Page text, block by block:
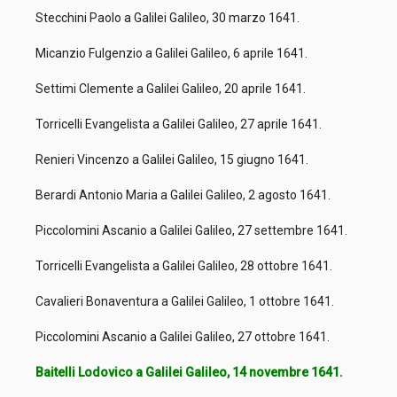
Stecchini Paolo a Galilei Galileo, 30 marzo 1641.
Micanzio Fulgenzio a Galilei Galileo, 6 aprile 1641.
Settimi Clemente a Galilei Galileo, 20 aprile 1641.
Torricelli Evangelista a Galilei Galileo, 27 aprile 1641.
Renieri Vincenzo a Galilei Galileo, 15 giugno 1641.
Berardi Antonio Maria a Galilei Galileo, 2 agosto 1641.
Piccolomini Ascanio a Galilei Galileo, 27 settembre 1641.
Torricelli Evangelista a Galilei Galileo, 28 ottobre 1641.
Cavalieri Bonaventura a Galilei Galileo, 1 ottobre 1641.
Piccolomini Ascanio a Galilei Galileo, 27 ottobre 1641.
Baitelli Lodovico a Galilei Galileo, 14 novembre 1641.